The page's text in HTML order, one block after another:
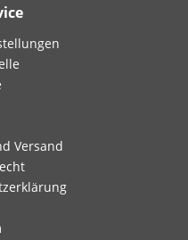
Versand